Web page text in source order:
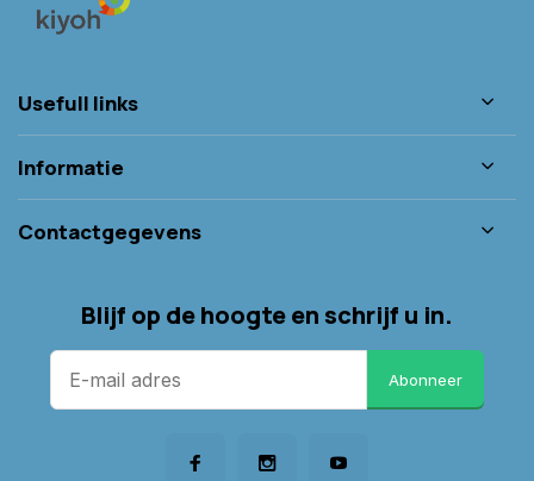
Usefull links
Informatie
Contactgegevens
Blijf op de hoogte en schrijf u in.
Abonneer